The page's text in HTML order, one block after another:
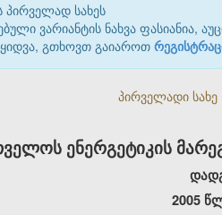
პირველად სახეს
ვარიანტის ნახვა ფასიანია,
გთხოვთ გაიაროთ
პირველადი სახე
ენერგეტიკის
2005